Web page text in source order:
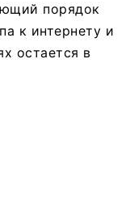
порядок
к интернету и
остается в